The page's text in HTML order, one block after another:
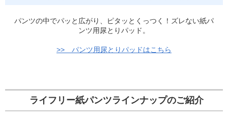
パンツの中でパッと広がり、ピタッとくっつく！ズレない紙パ
ンツ用尿とりパッド。
>> パンツ用尿とりパッドはこちら
ライフリー紙パンツラインナップのご紹介